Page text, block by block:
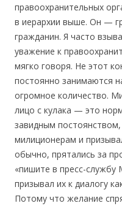
правоохранительных
в иерархии выше. Он —
гражданин. Я часто
уважение к
мягко говоря. Не этот
постоянно занимаются
огромное количество.
лицо с кулака — это
завидным
милиционерам и
обычно, прятались за
«пишите в пресс-
призывал их к диалогу
Потому что желание